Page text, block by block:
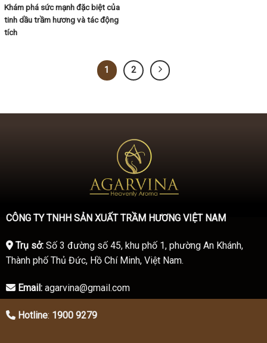
Khám phá sức mạnh đặc biệt của
tinh dầu trầm hương và tác động
tích
1 2
CÔNG TY TNHH SẢN XUẤT TRẦM HƯƠNG VIỆT NAM
Trụ sở: Số 3 đường số 45, khu phố 1, phường An Khánh,
Thành phố Thủ Đức, Hồ Chí Minh, Việt Nam.
Email: agarvina@gmail.com
Hotline: 1900 9279